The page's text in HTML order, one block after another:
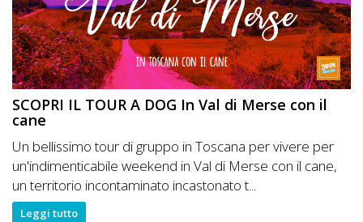
SCOPRI IL TOUR A DOG In Val di Merse con il
cane
Un bellissimo tour di gruppo in Toscana per vivere per
un'indimenticabile weekend in Val di Merse con il cane,
un territorio incontaminato incastonato t...
Leggi tutto